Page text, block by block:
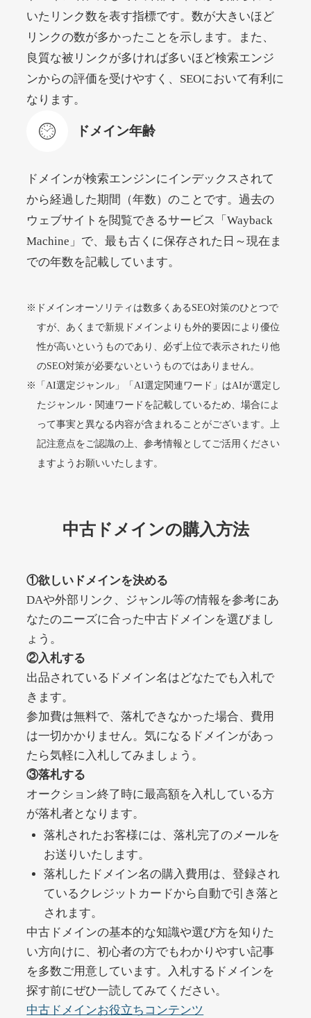
beamie.jp
ジャンルエンターテイメント
DA 52 外部リンク数
4,200円
詳細を見る
themusicnotebook.com
DA52 392
詳細を見る
alprostadil-br.info
ジャンルその他
DA51 外部リンク数 1202 ドメイン年齢1年
入札 0件
詳細を見る
10,800円 入札 0件
debtconsolidationorg.info
ジャンル
DA49 外部リンク数389 ドメイン年齢1年
10,800円 入札 0件
詳細を見る
portalvidalivre.com
ジャンル その他
DA47 外部リンク数2202 ドメイン年齢 5年
10,800円 入札 0件
buywrite-plus.com
ジャンルその他
いたリンク数を表す指標です。数が大きいほど
リンクの数が多かったことを示します。また、
良質な被リンクが多ければ多いほど検索エンジ
ンからの評価を受けやすく、SEOにおいて有利に
なります。
ドメイン年齢
ドメインが検索エンジンにインデックスされて
から経過した期間（年数）のことです。過去の
ウェブサイトを閲覧できるサービス「Wayback
Machine」で、最も古くに保存された日～現在ま
での年数を記載しています。
※ドメインオーソリティは数多くあるSEO対策のひとつで
すが、あくまで新規ドメインよりも外的要因により優位
性が高いというものであり、必ず上位で表示されたり他
のSEO対策が必要ないというものではありません。
※「AI選定ジャンル」「AI選定関連ワード」はAIが選定し
たジャンル・関連ワードを記載しているため、場合によ
って事実と異なる内容が含まれることがございます。上
記注意点をご認識の上、参考情報としてご活用ください
ますようお願いいたします。
中古ドメインの購入方法
①欲しいドメインを決める
DAや外部リンク、ジャンル等の情報を参考にあ
なたのニーズに合った中古ドメインを選びまし
ょう。
②入札する
出品されているドメイン名はどなたでも入札で
きます。
参加費は無料で、落札できなかった場合、費用
は一切かかりません。気になるドメインがあっ
たら気軽に入札してみましょう。
③落札する
オークション終了時に最高額を入札している方
が落札者となります。
落札されたお客様には、落札完了のメールを
お送りいたします。
落札したドメイン名の購入費用は、登録され
ているクレジットカードから自動で引き落と
されます。
中古ドメインの基本的な知識や選び方を知りた
い方向けに、初心者の方でもわかりやすい記事
を多数ご用意しています。入札するドメインを
探す前にぜひ一読してみてください。
中古ドメインお役立ちコンテンツ